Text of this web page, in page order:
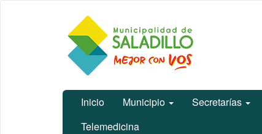
Municipalidad
de Saladillo
Inicio Municipio Secretarías
Telemedicina